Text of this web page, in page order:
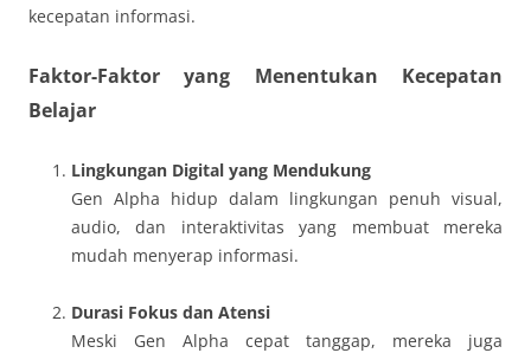
kecepatan informasi.
Faktor-Faktor yang Menentukan Kecepatan
Belajar
Lingkungan Digital yang Mendukung
Gen Alpha hidup dalam lingkungan penuh visual,
audio, dan interaktivitas yang membuat mereka
mudah menyerap informasi.
Durasi Fokus dan Atensi
Meski Gen Alpha cepat tanggap, mereka juga